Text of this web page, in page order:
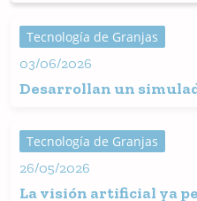
Tecnología de Granjas
03/06/2026
Desarrollan un
arcoíris
Tecnología de Granjas
26/05/2026
La visión artificial ya